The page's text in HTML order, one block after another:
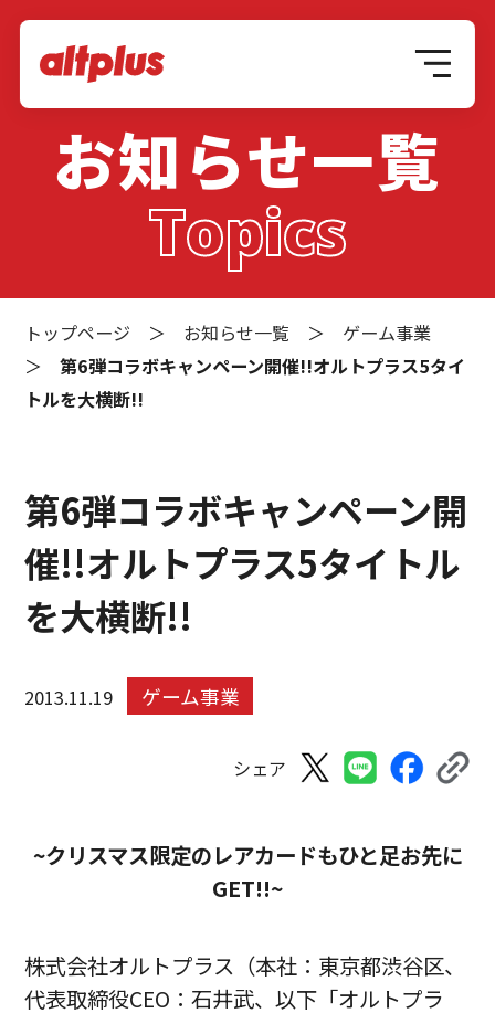
お知らせ一覧
Topics
トップページ ＞ お知らせ一覧 ＞ ゲーム事業
＞第6弾コラボキャンペーン開催!!オルトプラス5タイ
トルを大横断!!
第6弾コラボキャンペーン開
催!!オルトプラス5タイトル
を大横断!!
2013.11.19 ゲーム事業
シェア
~クリスマス限定のレアカードもひと足お先に
GET!!~
株式会社オルトプラス（本社：東京都渋谷区、
代表取締役CEO：石井武、以下「オルトプラ